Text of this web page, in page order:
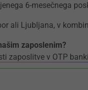
6-mesečnega
ali Ljubljana, v
zaposlenim?
zaposlitve v OTP banki